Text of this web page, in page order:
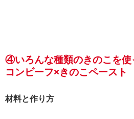
④いろんな種類のきのこを使
コンビーフ×きのこペースト
材料と作り方